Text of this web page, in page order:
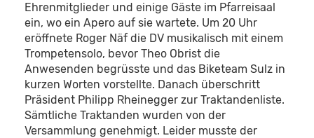
Ehrenmitglieder und einige Gäste im Pfarreisaal
ein, wo ein Apero auf sie wartete. Um 20 Uhr
eröffnete Roger Näf die DV musikalisch mit einem
Trompetensolo, bevor Theo Obrist die
Anwesenden begrüsste und das Biketeam Sulz in
kurzen Worten vorstellte. Danach überschritt
Präsident Philipp Rheinegger zur Traktandenliste.
Sämtliche Traktanden wurden von der
Versammlung genehmigt. Leider musste der